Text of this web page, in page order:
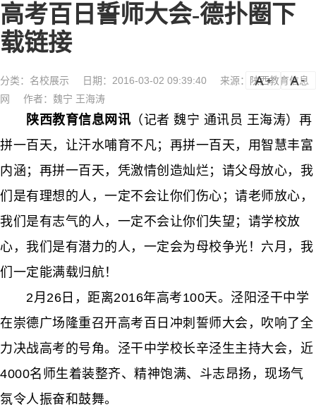
高考百日誓师大会-德扑圈下
载链接
分类： 名校展示 日期：2016-03-02 09:39:40
来源：陕西教育信息
网
作者：魏宁 王海涛
a a-
陕西教育信息网讯 （记者 魏宁 通讯员 王海涛）再
拼一百天，让汗水哺育不凡；再拼一百天，用智慧丰富
内涵；再拼一百天，凭激情创造灿烂；请父母放心，我
们是有理想的人，一定不会让你们伤心；请老师放心，
我们是有志气的人，一定不会让你们失望；请学校放
心，我们是有潜力的人，一定会为母校争光！六月，我
们一定能满载归航！
2月26日，距离2016年高考100天。泾阳泾干中学
在崇德广场隆重召开高考百日冲刺誓师大会，吹响了全
力决战高考的号角。泾干中学校长辛泾生主持大会，近
4000名师生着装整齐、精神饱满、斗志昂扬，现场气
氛令人振奋和鼓舞。